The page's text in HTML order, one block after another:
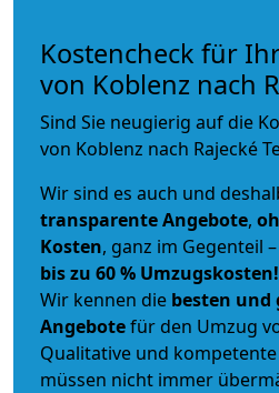
Kostencheck für
von Koblenz nach
Sind Sie neugierig auf die
von Koblenz nach Rajecké
Wir sind es auch und
transparente Angebote,
Kosten, ganz im Gegenteil
bis zu 60 % Umzugskosten!
Wir kennen die besten
Angebotefür den Umzug
Qualitative und
müssen nicht immer